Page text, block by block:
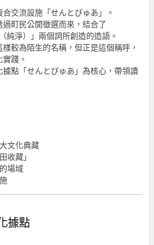
交流設施「せんとぴゅあ」。
過町民公開徵選而來，結合了
純淨）」兩個詞所創造的造語。
較為陌生的名稱，但正是這個稱呼，
踐。
點「せんとぴゅあ」為核心，帶領讀
文化典藏
收藏」
場域
據點